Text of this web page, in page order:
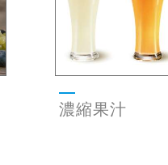
濃縮果汁